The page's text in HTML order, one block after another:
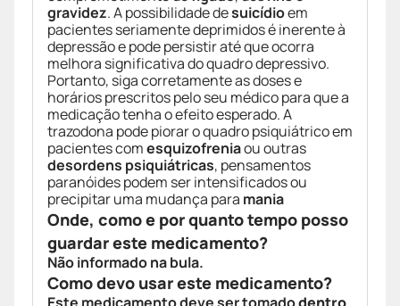
gravidez. A possibilidade desuicídioem
pacientes seriamente deprimidos é inerente à
depressão e pode persistir até que ocorra
melhora significativa do quadro depressivo.
Portanto, siga corretamente as doses e
horários prescritos pelo seu médico para que a
medicação tenha o efeito esperado. A
trazodona pode piorar o quadro psiquiátrico em
pacientes comesquizofreniaou outras
desordens psiquiátricas, pensamentos
paranóides podem ser intensificados ou
precipitar uma mudança para mania
Onde, como e por quanto tempo posso
guardar este medicamento?
Não informado na bula.
Como devo usar este medicamento?